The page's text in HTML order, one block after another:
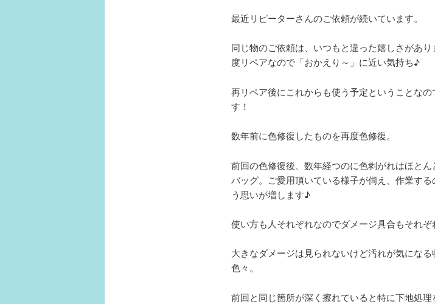
最近リピーターさんのご依頼が続いています。
同じ物のご依頼は、いつもと違った嬉しさがあ
度リペアなので「おかえり～」に近い気持ち♪
再リペア後にこれからも使う予定ということな
す！
数年前に色修復したものを再度色修復。
前回の色修復後、数年経つのに色剥がれはほと
バッグ。ご愛用頂いている様子が伺え、作業す
う思いが増します♪
使い方も人それぞれなのでダメージ具合もそれぞ
大きなダメージは見られないけど汚れが気にな
色々。
前回と同じ箇所が深く擦れていると特に下地処理